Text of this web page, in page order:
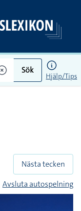
Sök
Hjälp/Tips
Nästa tecken
Avsluta autospelning